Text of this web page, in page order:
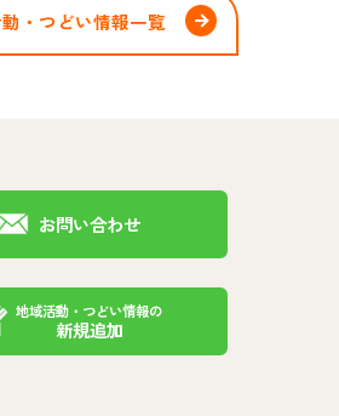
・つどい情報一覧
お問い合わせ
地域活動・つどい情報の
新規追加